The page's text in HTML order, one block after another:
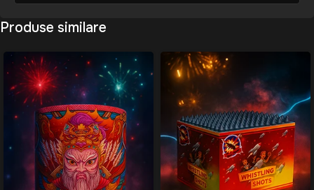
Produse similare